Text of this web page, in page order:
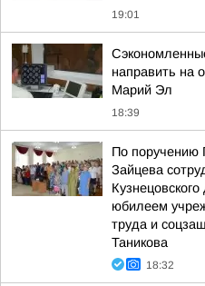
19:01
направить на
Марий Эл
18:39
По
Зайцева
юбилеем
труда и
Таникова
18:32